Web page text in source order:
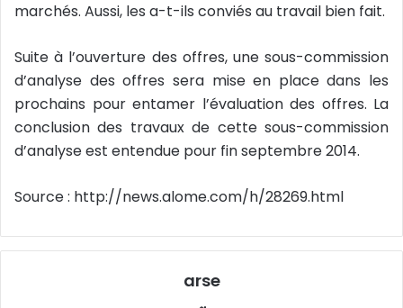
marchés. Aussi, les a-t-ils conviés au travail bien fait.
Suite à l’ouverture des offres, une sous-commission
d’analyse des offres sera mise en place dans les
prochains pour entamer l’évaluation des offres. La
conclusion des travaux de cette sous-commission
d’analyse est entendue pour fin septembre 2014.
Source : http://news.alome.com/h/28269.html
arse